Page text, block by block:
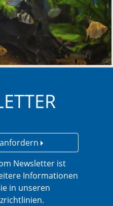
Newsletter ist
Informationen
in unseren